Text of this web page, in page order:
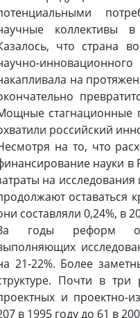
коллективы
что страна
на
стагнационные
российский
на то, что
науки в
на
оставаться
составляли 0,24%, в
годы реформ
21-22%. Более
Почти в три
и проектно-
в 1995 году до 61 в